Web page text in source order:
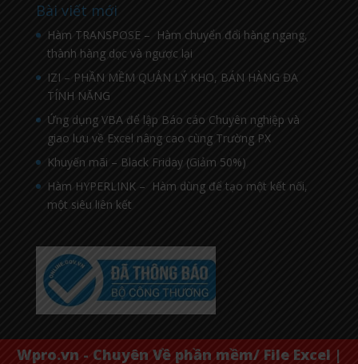
Wpro.vn - Chuyên Về phần mềm/ File Excel |
Bài viết mới
Hàm TRANSPOSE – Hàm chuyển đổi hàng ngang,
thành hàng dọc và ngược lại
IZI – PHẦN MỀM QUẢN LÝ KHO, BÁN HÀNG ĐA
TÍNH NĂNG
Ứng dụng VBA để lập Báo cáo Chuyên nghiệp và
giao lưu về Excel nâng cao cùng Trường PX
Khuyến mãi – Black Friday (Giảm 50%)
Hàm HYPERLINK – Hàm dùng để tạo một kết nối,
một siêu liên kết